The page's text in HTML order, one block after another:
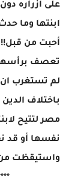
على أزراره
ابنتها وما
أحبت من
تعصف برأسها
لم تستغرب
باختلاف
مصر لتتيح
نفسها أو قد
واستيقظت